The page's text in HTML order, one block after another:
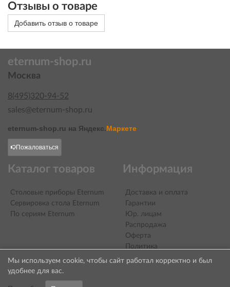
Мы используем cookie, чтобы сайт работал корректно и был
удобнее для вас.
Отзывы о товаре
Добавить отзыв о товаре
eternum-shop.ru
Москва
8(495)320-94-52
sales@eternum-shop.ru
eternum-shop.ru на Яндекс.Маркете
Пожаловаться
Каталог товаров
Столовые приборы Eternum
Сервировка стола Eternum
По сериям Eternum
Информация
Доставка и оплата
Гарантии
Юр. лицам
Распродажа
Оферта
Политика
конфиденциальности